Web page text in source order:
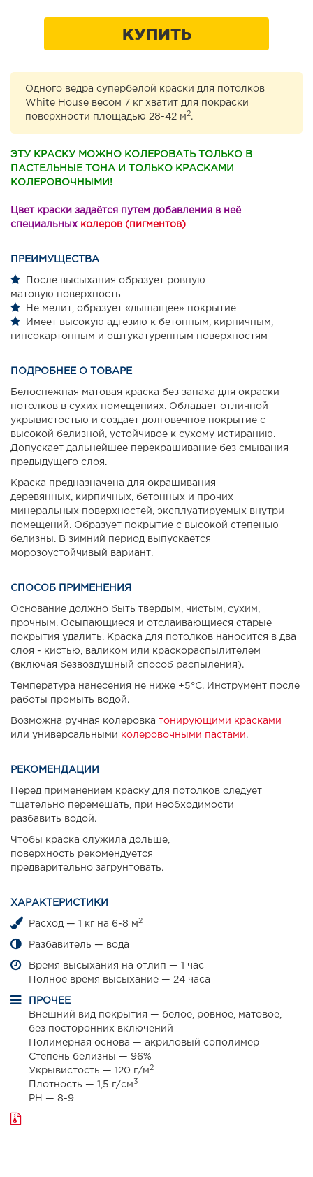
КУПИТЬ
Одного ведра супербелой краски для потолков
White House весом 7 кг хватит для покраски
поверхности площадью 28-42 м 2.
ЭТУ КРАСКУ МОЖНО КОЛЕРОВАТЬ ТОЛЬКО В
ПАСТЕЛЬНЫЕ ТОНА И ТОЛЬКО КРАСКАМИ
КОЛЕРОВОЧНЫМИ!
Цвет краски задаётся путем добавления в неё
специальных колеров (пигментов)
ПРЕИМУЩЕСТВА
После высыхания образует ровную
матовую поверхность
Не мелит, образует «дышащее» покрытие
Имеет высокую адгезию к бетонным, кирпичным,
гипсокартонным и оштукатуренным поверхностям
ПОДРОБНЕЕ О ТОВАРЕ
Белоснежная матовая краска без запаха для окраски
потолков в сухих помещениях. Обладает отличной
укрывистостью и создает долговечное покрытие с
высокой белизной, устойчивое к сухому истиранию.
Допускает дальнейшее перекрашивание без смывания
предыдущего слоя.
Краска предназначена для окрашивания
деревянных, кирпичных, бетонных и прочих
минеральных поверхностей, эксплуатируемых внутри
помещений. Образует покрытие с высокой степенью
белизны. В зимний период выпускается
морозоустойчивый вариант.
СПОСОБ ПРИМЕНЕНИЯ
Основание должно быть твердым, чистым, сухим,
прочным. Осыпающиеся и отслаивающиеся старые
покрытия удалить. Краска для потолков наносится в два
слоя - кистью, валиком или краскораспылителем
(включая безвоздушный способ распыления).
Температура нанесения не ниже +5°С. Инструмент после
работы промыть водой.
Возможна ручная колеровка тонирующими красками
или универсальными
колеровочными пастами .
РЕКОМЕНДАЦИИ
Перед применением краску для потолков следует
тщательно перемешать, при необходимости
разбавить водой.
Чтобы краска служила дольше,
поверхность рекомендуется
предварительно загрунтовать.
ХАРАКТЕРИСТИКИ
Расход — 1 кг на 6-8 м 2
Разбавитель — вода
Время высыхания на отлип — 1 час
Полное время высыхание — 24 часа
ПРОЧЕЕ
Внешний вид покрытия — белое, ровное, матовое,
без посторонних включений
Полимерная основа — акриловый сополимер
Степень белизны — 96%
Укрывистость — 120 г/м 2
Плотность — 1,5 г/см 3
PH — 8-9